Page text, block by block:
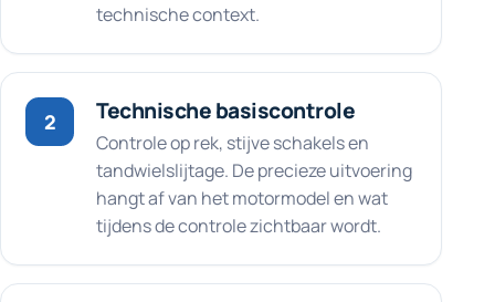
technische context.
2 Technische basiscontrole
Controle op rek, stijve schakels en
tandwielslijtage. De precieze uitvoering
hangt af van het motormodel en wat
tijdens de controle zichtbaar wordt.